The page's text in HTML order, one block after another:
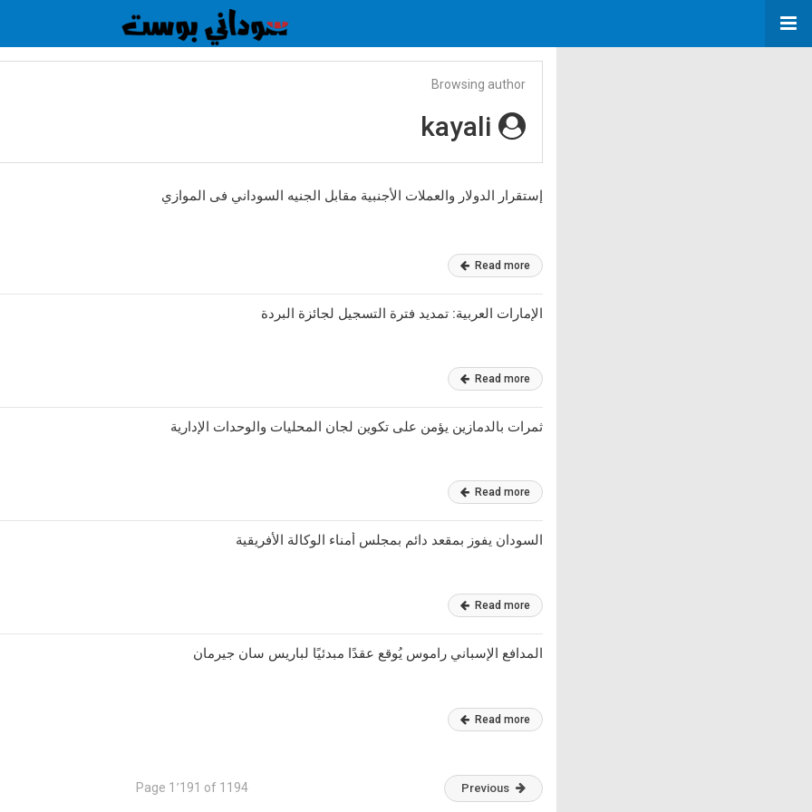
Browsing author
kayali
إستقرار الدولار والعملات الأجنبية مقابل الجنيه السوداني فى الموازي
Read more
الإمارات العربية: تمديد فترة التسجيل لجائزة البردة
Read more
ثمرات بالدمازين يؤمن على تكوين لجان المحليات والوحدات الإدارية
Read more
السودان يفوز بمقعد دائم بمجلس أمناء الوكالة الأفريقية
Read more
المدافع الإسباني راموس يُوقع عقدًا مبدئيًا لباريس سان جيرمان
Read more
Previous Page 1٬191 of 1194